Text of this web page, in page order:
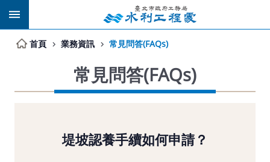
跳到主要內容區塊
首頁 業務資訊 常見問答(FAQs)
常見問答(FAQs)
堤坡認養手續如何申請？